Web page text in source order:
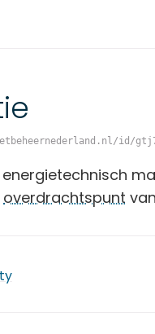
id/
overdrachtspunt